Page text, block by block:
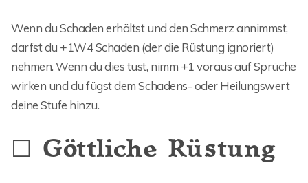
Wenn du Schaden erhältst und den Schmerz annimmst,
darfst du +1W4 Schaden (der die Rüstung ignoriert)
nehmen. Wenn du dies tust, nimm +1 voraus auf Sprüche
wirken und du fügst dem Schadens- oder Heilungswert
deine Stufe hinzu.
☐ Göttliche Rüstung